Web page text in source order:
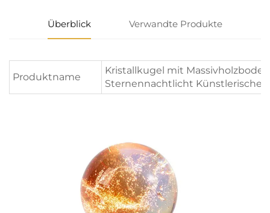
Überblick Verwandte Produkte
Produktname
Kristallkugel mit
Sternennachtlicht